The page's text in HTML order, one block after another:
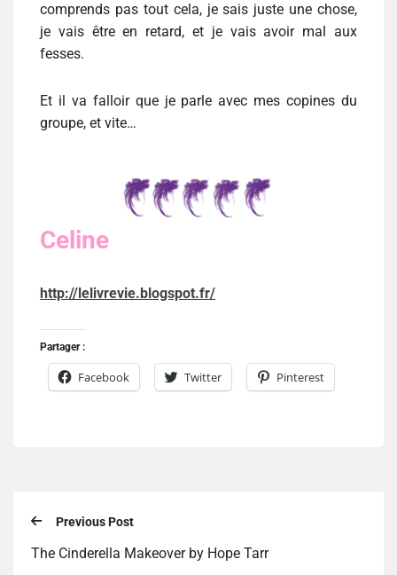
comprends pas tout cela, je sais juste une chose,
je vais être en retard, et je vais avoir mal aux
fesses.
Et il va falloir que je parle avec mes copines du
groupe, et vite…
Celine
http://lelivrevie.blogspot.fr/
Partager :
Facebook Twitter Pinterest
Previous Post
The Cinderella Makeover by Hope Tarr